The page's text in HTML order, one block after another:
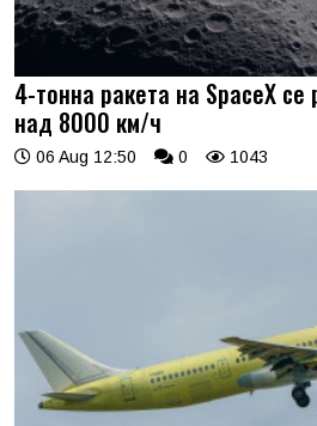
4-тонна ракета на SpaceX се
над 8000 км/ч
06 Aug 12:50 0 1043